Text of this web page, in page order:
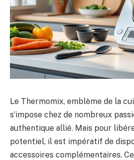
Le Thermomix, emblème de la
s’impose chez de nombreux
authentique allié. Mais pour
potentiel, il est impératif de
accessoires complémentaires.